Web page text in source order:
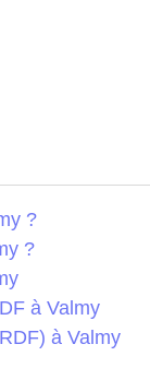
?
?
à Valmy
à Valmy